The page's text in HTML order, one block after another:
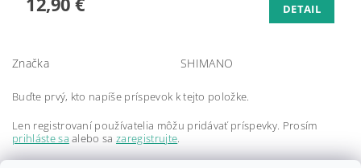
DETAIL
Značka SHIMANO
Buďte prvý, kto napíše príspevok k tejto položke.
Len registrovaní používatelia môžu pridávať príspevky. Prosím
prihláste sa alebo sazaregistrujte.